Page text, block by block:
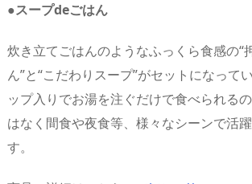
●スープdeごはん
炊き立てごはんのようなふっくら食感の“
ん”と“こだわりスープ”がセットになって
ップ入りでお湯を注ぐだけで食べられる
はなく間食や夜食等、様々なシーンで活
す。